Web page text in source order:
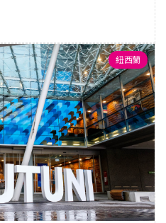
紐西蘭